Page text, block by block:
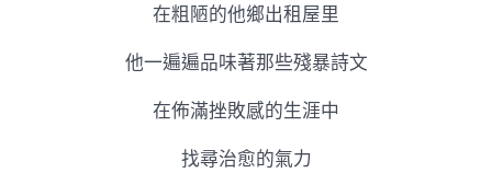
在粗陋的他鄉出租屋里
他一遍遍品味著那些殘暴詩文
在佈滿挫敗感的生涯中
找尋治愈的氣力